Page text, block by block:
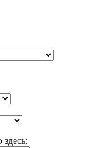
здесь: